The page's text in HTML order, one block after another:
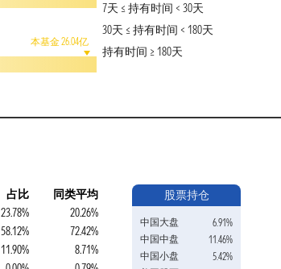
本基金 26.04亿
7天 ≤ 持有时间 < 30天
30天 ≤ 持有时间 < 180天
持有时间 ≥ 180天
占比
同类平均
23.78%
20.26%
58.12%
72.42%
11.90%
8.71%
股票持仓
中国大盘
6.91%
中国中盘
11.46%
中国小盘
5.42%